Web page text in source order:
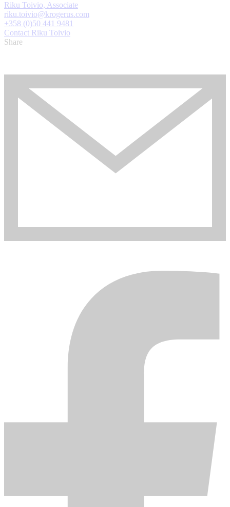
Riku Toivio, Associate
riku.toivio@krogerus.com
+358 (0)50 441 9481
Contact Riku Toivio
Share